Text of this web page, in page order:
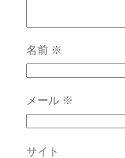
名前 ※
メール ※
サイト